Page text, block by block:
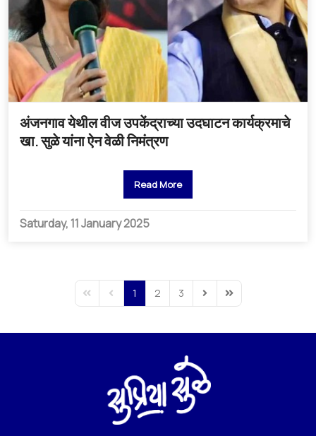
अंजनगाव येथील वीज उपकेंद्राच्या उदघाटन कार्यक्रमाचे
खा. सुळे यांना ऐन वेळी निमंत्रण
Read More
Saturday, 11 January 2025
First PagePrevious Page
1 2 3 Next PageLast Page